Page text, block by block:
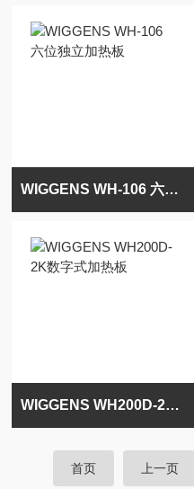
WIGGENS WH-106 六位独立加热板
WIGGENS WH200D-2K数字式加热板
首页 上一页